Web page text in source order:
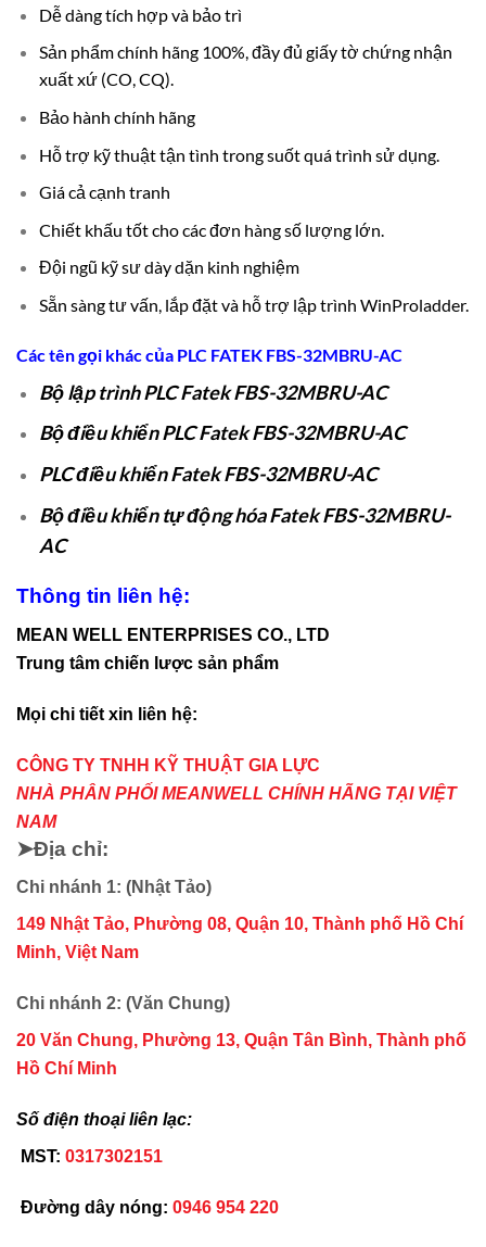
Dễ dàng tích hợp và bảo trì
Sản phẩm chính hãng 100%, đầy đủ giấy tờ chứng nhận
xuất xứ (CO, CQ).
Bảo hành chính hãng
Hỗ trợ kỹ thuật tận tình trong suốt quá trình sử dụng.
Giá cả cạnh tranh
Chiết khấu tốt cho các đơn hàng số lượng lớn.
Đội ngũ kỹ sư dày dặn kinh nghiệm
Sẵn sàng tư vấn, lắp đặt và hỗ trợ lập trình WinProladder.
Các tên gọi khác của PLC FATEK FBS-32MBRU-AC
Bộ lập trình PLC Fatek FBS-32MBRU-AC
Bộ điều khiển PLC Fatek FBS-32MBRU-AC
PLC điều khiển Fatek FBS-32MBRU-AC
Bộ điều khiển tự động hóa Fatek FBS-32MBRU-
AC
Thông tin liên hệ:
MEAN WELL ENTERPRISES CO., LTD
Trung tâm chiến lược sản phẩm
Mọi chi tiết xin liên hệ:
CÔNG TY TNHH KỸ THUẬT GIA LỰC
NHÀ PHÂN PHỐI MEANWELL CHÍNH HÃNG TẠI VIỆT
NAM
➤Địa chỉ:
Chi nhánh 1: (Nhật Tảo)
149 Nhật Tảo, Phường 08, Quận 10, Thành phố Hồ Chí
Minh, Việt Nam
Chi nhánh 2: (Văn Chung)
20 Văn Chung, Phường 13, Quận Tân Bình, Thành phố
Hồ Chí Minh
Số điện thoại liên lạc:
MST: 0317302151
Đường dây nóng: 0946 954 220